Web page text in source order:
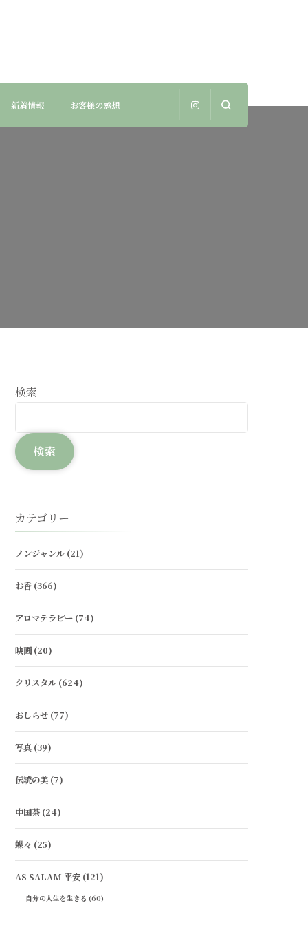
新着情報 お客様の感想
検索
検索
カテゴリー
ノンジャンル(21)
お香(366)
アロマテラピー(74)
映画(20)
クリスタル(624)
おしらせ(77)
写真(39)
伝統の美(7)
中国茶(24)
蝶々 (25)
AS SALAM 平安(121)
自分の人生を生きる (60)